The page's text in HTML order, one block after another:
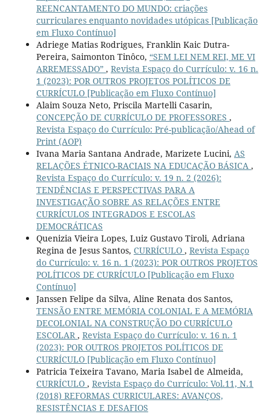
REENCANTAMENTO DO MUNDO: criações
curriculares enquanto novidades utópicas [Publicação
em Fluxo Contínuo]
Adriege Matias Rodrigues, Franklin Kaic Dutra-
Pereira, Saimonton Tinôco, “SEM LEI NEM REI, ME VI
ARREMESSADO” , Revista Espaço do Currículo: v. 16 n.
1 (2023): POR OUTROS PROJETOS POLÍTICOS DE
CURRÍCULO [Publicação em Fluxo Contínuo]
Alaim Souza Neto, Priscila Martelli Casarin,
CONCEPÇÃO DE CURRÍCULO DE PROFESSORES ,
Revista Espaço do Currículo: Pré-publicação/Ahead of
Print (AOP)
Ivana Maria Santana Andrade, Marizete Lucini, AS
RELAÇÕES ÉTNICO-RACIAIS NA EDUCAÇÃO BÁSICA ,
Revista Espaço do Currículo: v. 19 n. 2 (2026):
TENDÊNCIAS E PERSPECTIVAS PARA A
INVESTIGAÇÃO SOBRE AS RELAÇÕES ENTRE
CURRÍCULOS INTEGRADOS E ESCOLAS
DEMOCRÁTICAS
Quenizia Vieira Lopes, Luiz Gustavo Tiroli, Adriana
Regina de Jesus Santos, CURRÍCULO , Revista Espaço
do Currículo: v. 16 n. 1 (2023): POR OUTROS PROJETOS
POLÍTICOS DE CURRÍCULO [Publicação em Fluxo
Contínuo]
Janssen Felipe da Silva, Aline Renata dos Santos,
TENSÃO ENTRE MEMÓRIA COLONIAL E A MEMÓRIA
DECOLONIAL NA CONSTRUÇÃO DO CURRÍCULO
ESCOLAR, Revista Espaço do Currículo: v. 16 n. 1
(2023): POR OUTROS PROJETOS POLÍTICOS DE
CURRÍCULO [Publicação em Fluxo Contínuo]
Patricia Teixeira Tavano, Maria Isabel de Almeida,
CURRÍCULO , Revista Espaço do Currículo: Vol.11, N.1
(2018) REFORMAS CURRICULARES: AVANÇOS,
RESISTÊNCIAS E DESAFIOS